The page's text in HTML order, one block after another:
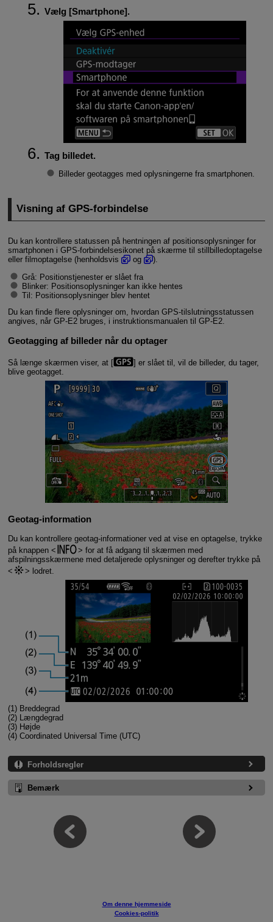
Vælg [Smartphone].
Tag billedet.
Billeder geotagges med oplysningerne fra smartphonen.
Visning af GPS-forbindelse
Du kan kontrollere statussen på hentningen af positionsoplysninger for
smartphonen i GPS-forbindelsesikonet på skærme til stillbilledoptagelse
eller filmoptagelse (henholdsvis
og
).
Grå: Positionstjenester er slået fra
Blinker: Positionsoplysninger kan ikke hentes
Til: Positionsoplysninger blev hentet
Du kan finde flere oplysninger om, hvordan GPS-tilslutningsstatussen
angives, når GP-E2bruges, i instruktionsmanualen til GP-E2.
Geotagging af billeder når du optager
Så længe skærmen viser, at [
] er slået til, vil de billeder, du tager,
blive geotagget.
Geotag-information
Du kan kontrollere geotag-informationer ved at vise en optagelse, trykke
på knappen
for at få adgang til skærmen med
afspilningsskærmene med detaljerede oplysninger og derefter trykke på
lodret.
(1) Breddegrad
(2) Længdegrad
(3) Højde
(4) Coordinated Universal Time (UTC)
Forholdsregler
Bemærk
Om denne hjemmeside
Cookies-politik